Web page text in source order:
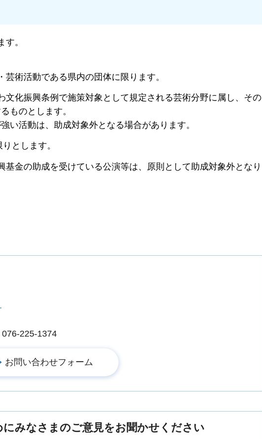
。
芸術活動である県内の団体に限ります。
文化振興条例で施策対象として規定される芸術分野に属し、その
ものとします。
活動は、助成対象外となる場合があります。
とします。
基金の助成を受けている公演等は、原則として助成対象外となり
225-1374
みなさまのご意見をお聞かせください